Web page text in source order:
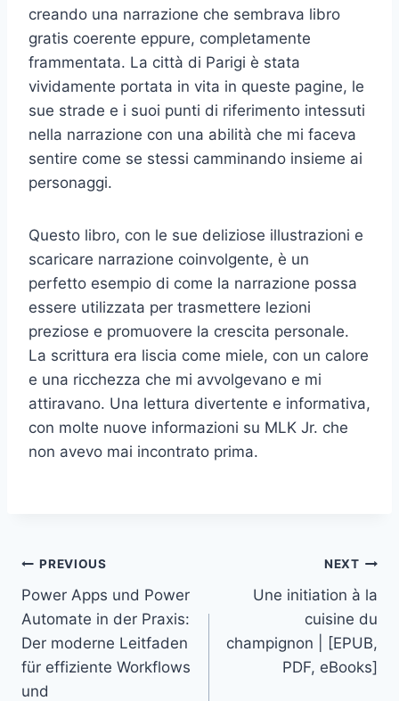
creando una narrazione che sembrava libro
gratis coerente eppure, completamente
frammentata. La città di Parigi è stata
vividamente portata in vita in queste pagine, le
sue strade e i suoi punti di riferimento intessuti
nella narrazione con una abilità che mi faceva
sentire come se stessi camminando insieme ai
personaggi.
Questo libro, con le sue deliziose illustrazioni e
scaricare narrazione coinvolgente, è un
perfetto esempio di come la narrazione possa
essere utilizzata per trasmettere lezioni
preziose e promuovere la crescita personale.
La scrittura era liscia come miele, con un calore
e una ricchezza che mi avvolgevano e mi
attiravano. Una lettura divertente e informativa,
con molte nuove informazioni su MLK Jr. che
non avevo mai incontrato prima.
PREVIOUS
Power Apps und Power
Automate in der Praxis:
Der moderne Leitfaden
für effiziente Workflows
und
NEXT
Une initiation à la
cuisine du
champignon | [EPUB,
PDF, eBooks]